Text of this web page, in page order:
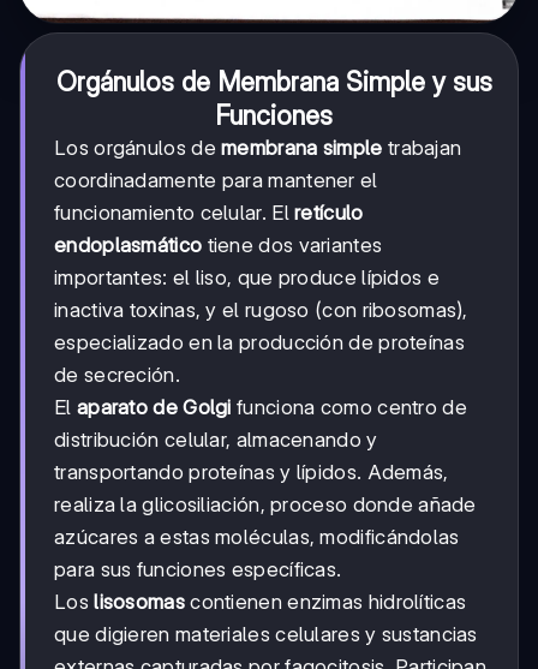
Orgánulos de Membrana Simple y sus
Funciones
Los orgánulos demembrana simple trabajan
coordinadamente para mantener el
funcionamiento celular. Elretículo
endoplasmático tiene dos variantes
importantes: el liso, que produce lípidos e
inactiva toxinas, y el rugoso (con ribosomas),
especializado en la producción de proteínas
de secreción.
El aparato de Golgi funciona como centro de
distribución celular, almacenando y
transportando proteínas y lípidos. Además,
realiza la glicosiliación, proceso donde añade
azúcares a estas moléculas, modificándolas
para sus funciones específicas.
Loslisosomascontienen enzimas hidrolíticas
que digieren materiales celulares y sustancias